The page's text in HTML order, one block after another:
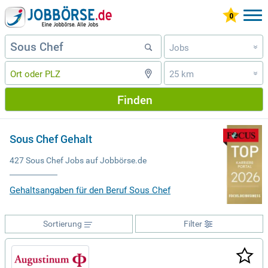
Jobs »
25 km »
Finden
Sous Chef Gehalt
427 Sous Chef Jobs auf Jobbörse.de
Gehaltsangaben für den Beruf Sous Chef
Filter
Sortierung